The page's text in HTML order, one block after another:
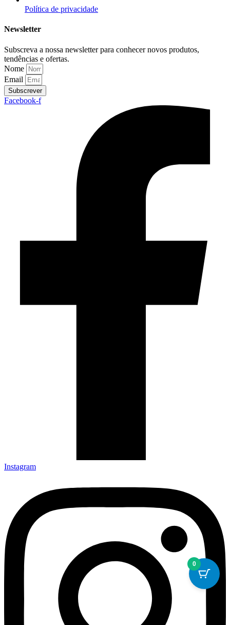
Política de privacidade
Newsletter
Subscreva a nossa newsletter para conhecer novos produtos,
tendências e ofertas.
Nome
Email
Subscrever
Facebook-f
Instagram
0